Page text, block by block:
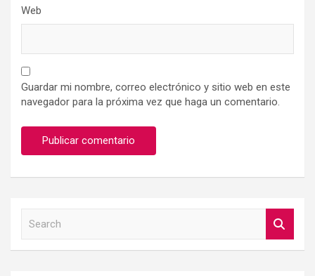
Web
Guardar mi nombre, correo electrónico y sitio web en este
navegador para la próxima vez que haga un comentario.